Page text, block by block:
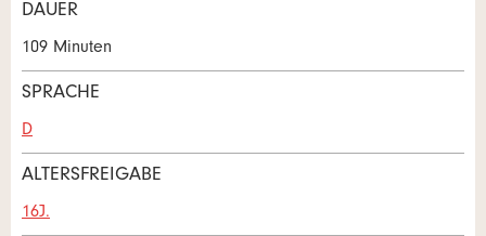
DAUER
109 Minuten
SPRACHE
D
ALTERSFREIGABE
16J.